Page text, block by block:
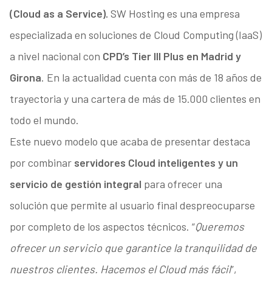
(Cloud as a Service). SW Hosting es una empresa
especializada en soluciones de Cloud Computing (IaaS)
a nivel nacional con CPD’s Tier III Plus en Madrid y
Girona. En la actualidad cuenta con más de 18 años de
trayectoria y una cartera de más de 15.000 clientes en
todo el mundo.
Este nuevo modelo que acaba de presentar destaca
por combinar servidores Cloud inteligentes y un
servicio de gestión integral para ofrecer una
solución que permite al usuario final despreocuparse
por completo de los aspectos técnicos. “Queremos
ofrecer un servicio que garantice la tranquilidad de
nuestros clientes. Hacemos el Cloud más fácil”,